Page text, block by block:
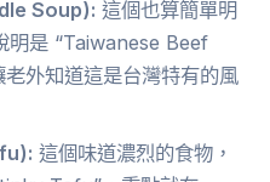
Soup): 這個也算簡單明
明是 “Taiwanese Beef
外知道這是台灣特有的風
這個味道濃烈的食物，